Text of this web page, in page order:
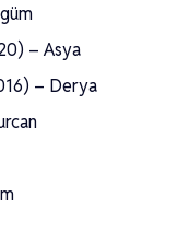
– Asya
– Derya